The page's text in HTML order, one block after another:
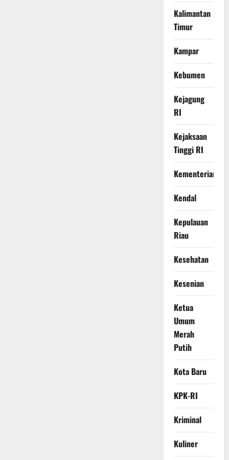
Kalimantan
Timur
Kampar
Kebumen
Kejagung
RI
Kejaksaan
Tinggi RI
Kementerian
Kendal
Kepulauan
Riau
Kesehatan
Kesenian
Ketua
Umum
Merah
Putih
Kota Baru
KPK-RI
Kriminal
Kuliner